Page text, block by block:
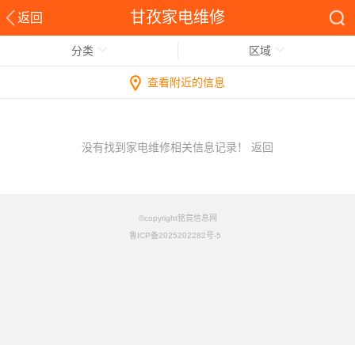
返回 甘孜家电维修
分类 区域
查看附近的信息
没有找到家电维修相关信息记录！ 返回
©copyright铭竟信息网
鲁ICP备2025202282号-5